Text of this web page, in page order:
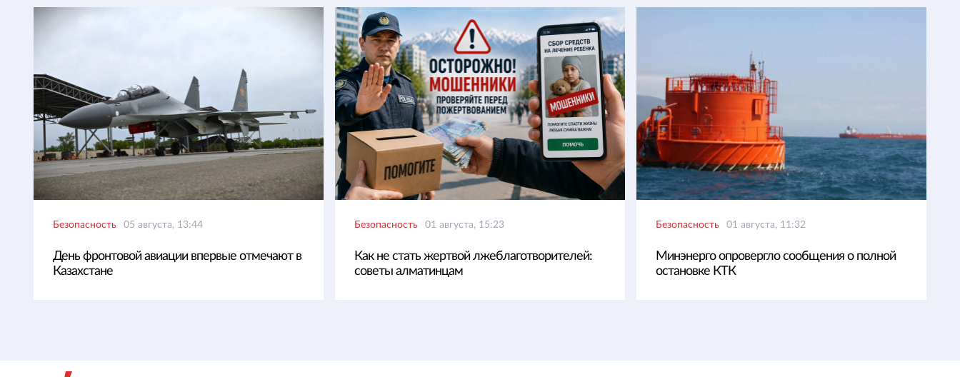
Безопасность 05 августа, 13:44
День фронтовой авиации впервые отмечают в
Казахстане
Безопасность 01 августа, 15:23
Как не стать жертвой лжеблаготворителей:
советы алматинцам
Безопасность 01 августа, 11:32
Минэнерго опровергло сообщения о полной
остановке КТК